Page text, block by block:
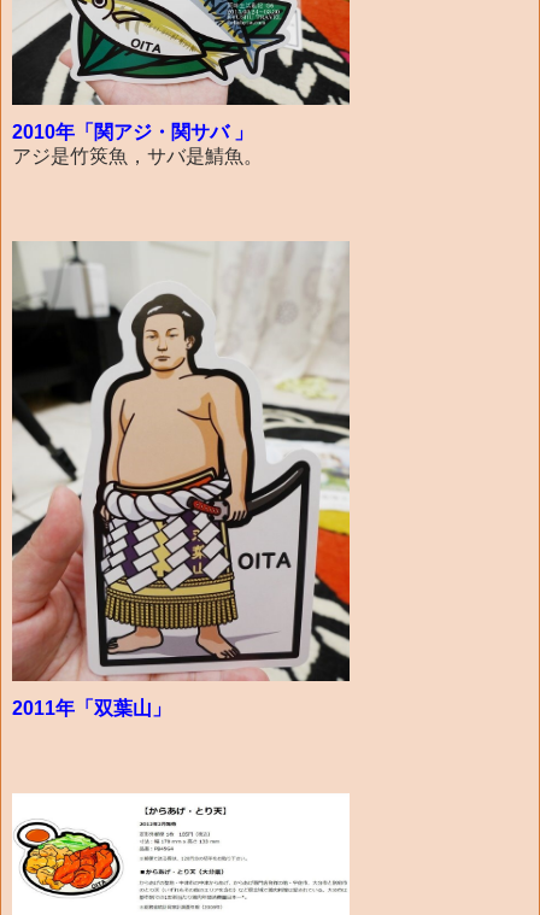
2010年「関アジ・関サバ 」
アジ是竹筴魚，サバ是鯖魚。
2011年「双葉山」